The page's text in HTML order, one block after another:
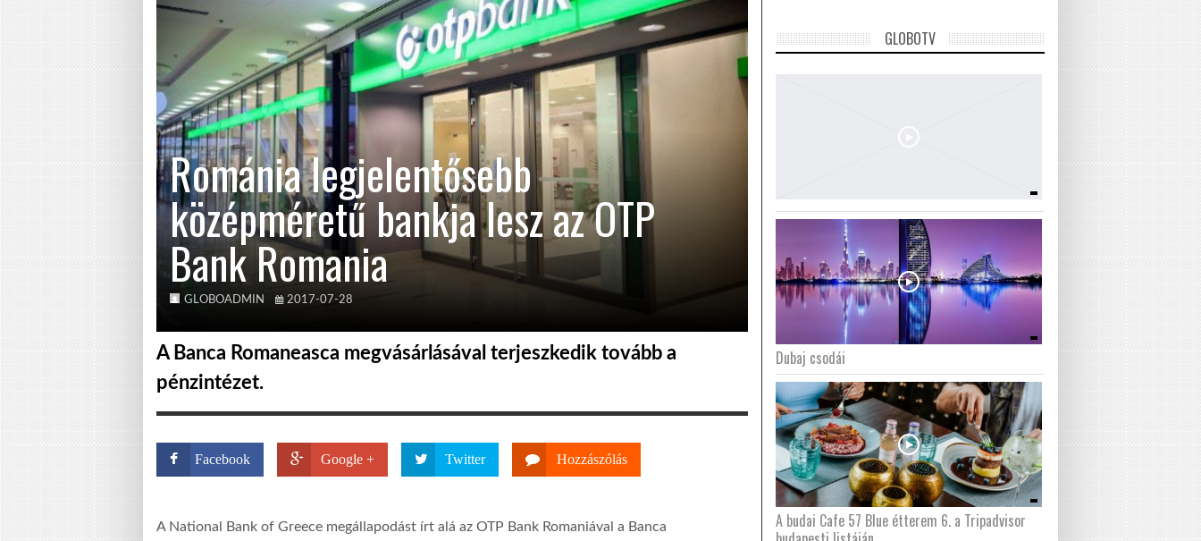
Románia legjelentősebb
középméretű bankja lesz az OTP
Bank Romania
GLOBOADMIN 2017-07-28
A Banca Romaneasca megvásárlásával terjeszkedik tovább a
pénzintézet.
Facebook Google + Twitter Hozzászólás
A National Bank of Greece megállapodást írt alá az OTP Bank Romaniával a Banca
GLOBOTV
Dubaj csodái
A budai Cafe 57 Blue étterem 6. a Tripadvisor